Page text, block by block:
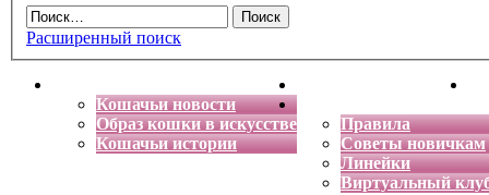
Расширенный поиск
Кошачьи новости
Образ кошки в искусстве
Кошачьи истории
Энциклопедия кошек
Правила
Советы новичкам
Линейки
Виртуальный